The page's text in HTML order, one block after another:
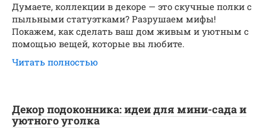
Думаете, коллекции в декоре — это скучные полки с
пыльными статуэтками? Разрушаем мифы!
Покажем, как сделать ваш дом живым и уютным с
помощью вещей, которые вы любите.
Читать полностью
Декор подоконника: идеи для мини-сада и
уютного уголка